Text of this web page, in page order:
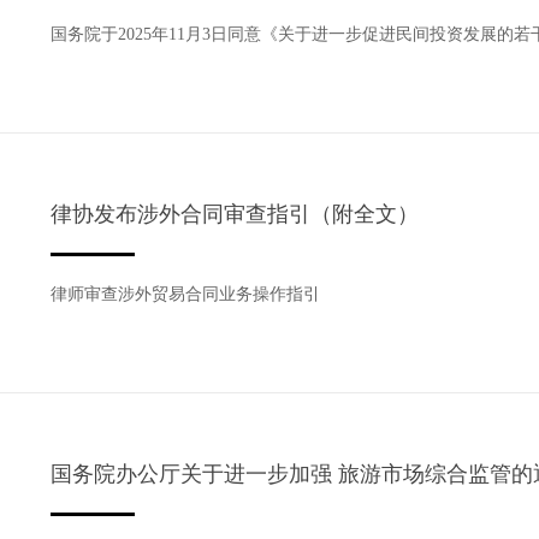
国务院于2025年11月3日同意《关于进一步促进民间投资发展的若
律协发布涉外合同审查指引（附全文）
律师审查涉外贸易合同业务操作指引
国务院办公厅关于进一步加强 旅游市场综合监管的